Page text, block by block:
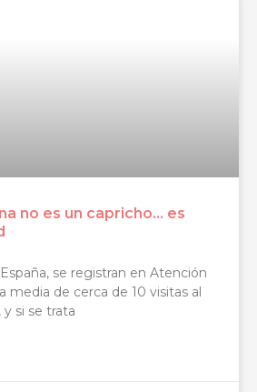
no es un capricho… es
se registran en Atención
media de cerca de 10 visitas al
y si se trata